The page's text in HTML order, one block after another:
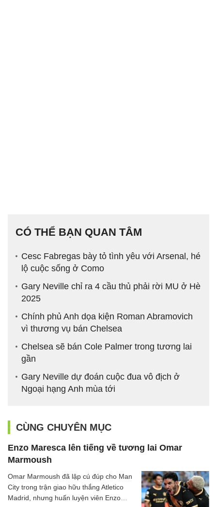
CÓ THỂ BẠN QUAN TÂM
Cesc Fabregas bày tỏ tình yêu với Arsenal, hé
lộ cuộc sống ở Como
Gary Neville chỉ ra 4 cầu thủ phải rời MU ở Hè
2025
Chính phủ Anh dọa kiện Roman Abramovich
vì thương vụ bán Chelsea
Chelsea sẽ bán Cole Palmer trong tương lai
gần
Gary Neville dự đoán cuộc đua vô địch ở
Ngoại hạng Anh mùa tới
CÙNG CHUYÊN MỤC
Enzo Maresca lên tiếng về tương lai Omar
Marmoush
Omar Marmoush đã lập cú đúp cho Man
City trong trận giao hữu thắng Atletico
Madrid, nhưng huấn luyện viên Enzo